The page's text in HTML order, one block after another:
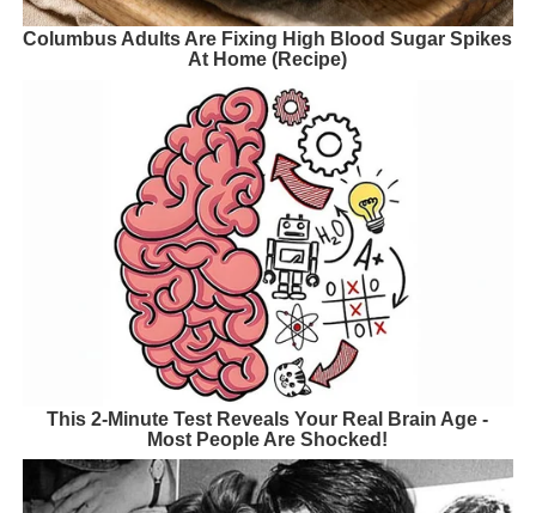
Columbus Adults Are Fixing High Blood Sugar Spikes
At Home (Recipe)
This 2-Minute Test Reveals Your Real Brain Age -
Most People Are Shocked!